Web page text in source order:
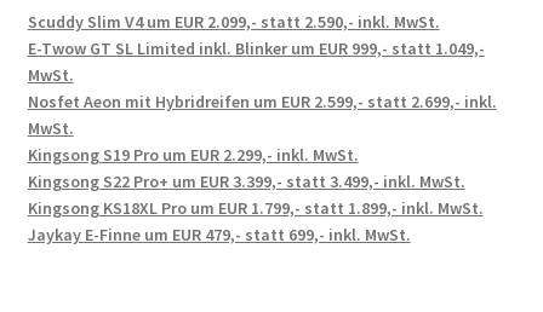
Scuddy Slim V4 um EUR 2.099,- statt 2.590,- inkl. MwSt.
E-Twow GT SL Limited inkl. Blinker um EUR 999,- statt 1.049,-
MwSt.
Nosfet Aeon mit Hybridreifen um EUR 2.599,- statt 2.699,- inkl.
MwSt.
Kingsong S19 Pro um EUR 2.299,- inkl. MwSt.
Kingsong S22 Pro+ um EUR 3.399,- statt 3.499,- inkl. MwSt.
Kingsong KS18XL Pro um EUR 1.799,- statt 1.899,- inkl. MwSt.
Jaykay E-Finne um EUR 479,- statt 699,- inkl. MwSt.